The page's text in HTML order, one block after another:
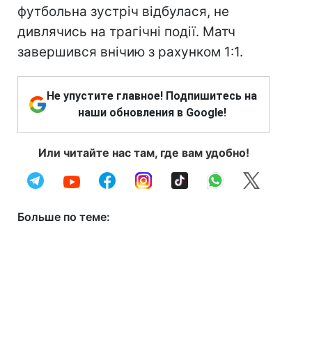
футбольна зустріч відбулася, не
дивлячись на трагічні події. Матч
завершився внічию з рахунком 1:1.
Не упустите главное! Подпишитесь на
наши обновления в Google!
Или читайте нас там, где вам удобно!
Больше по теме: